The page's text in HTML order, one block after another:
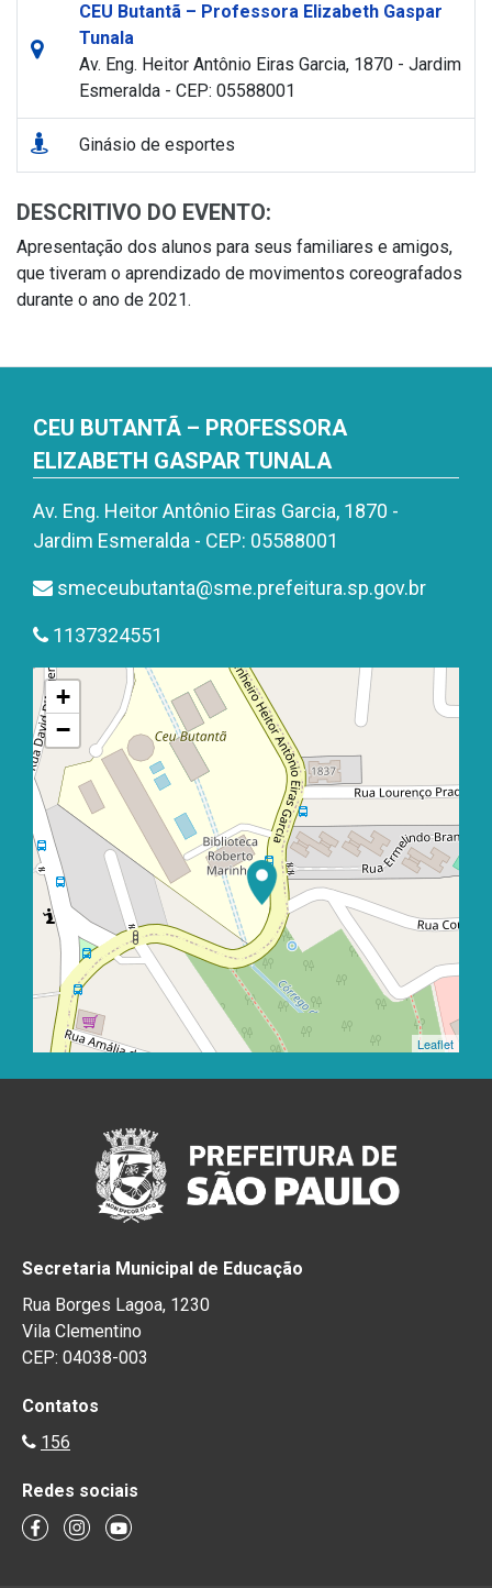
CEU Butantã – Professora Elizabeth Gaspar
Tunala
Av. Eng. Heitor Antônio Eiras Garcia, 1870 - Jardim
Esmeralda - CEP: 05588001
Ginásio de esportes
DESCRITIVO DO EVENTO:
Apresentação dos alunos para seus familiares e amigos,
que tiveram o aprendizado de movimentos coreografados
durante o ano de 2021.
CEU BUTANTÃ – PROFESSORA
ELIZABETH GASPAR TUNALA
Av. Eng. Heitor Antônio Eiras Garcia, 1870 -
Jardim Esmeralda - CEP: 05588001
smeceubutanta@sme.prefeitura.sp.gov.br
1137324551
+
−
Leaflet
Secretaria Municipal de Educação
Rua Borges Lagoa, 1230
Vila Clementino
CEP: 04038-003
Contatos
156
Redes sociais